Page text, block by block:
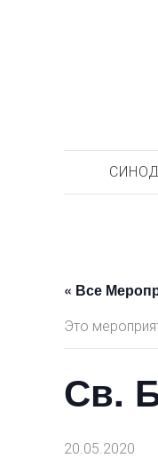
СИНОД
« Все
Это
Св.
20.05.2020